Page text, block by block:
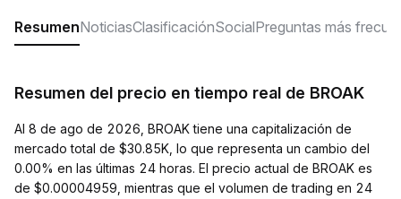
ResumenNoticiasClasificaciónSocialPreguntas más
Resumen del precio en tiempo real de BROAK
Al 8 de ago de 2026, BROAK tiene una capitalización de
mercado total de $30.85K, lo que representa un cambio del
0.00% en las últimas 24 horas. El precio actual de BROAK es
de $0.00004959, mientras que el volumen de trading en 24